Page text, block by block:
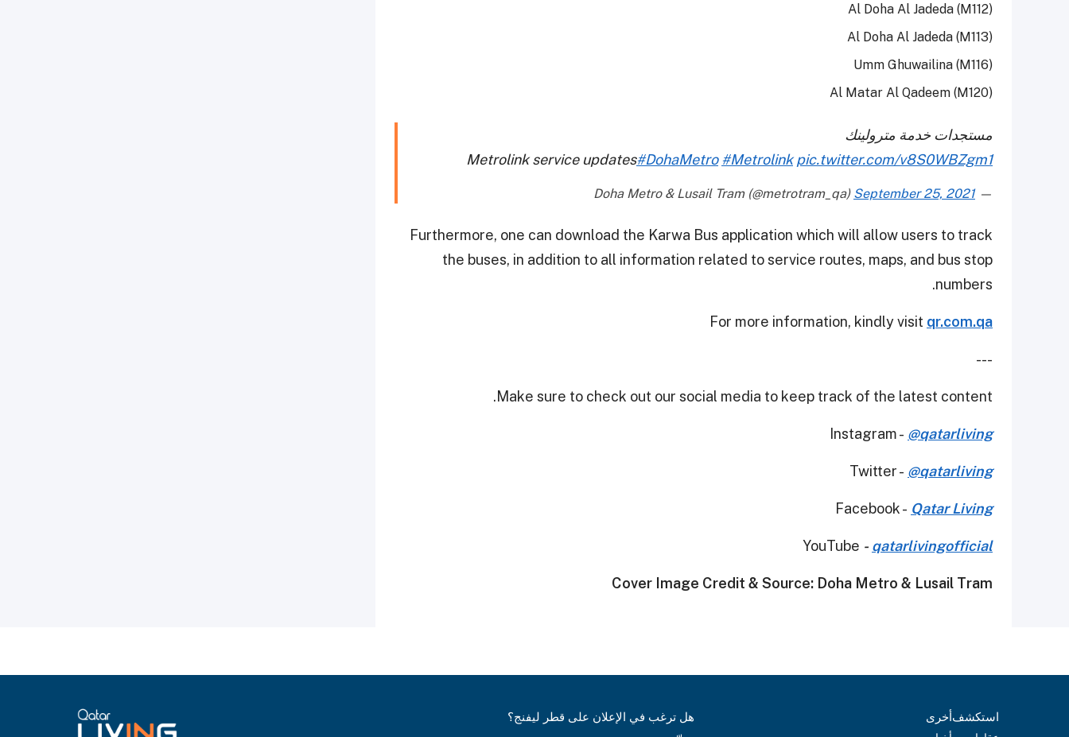
Al Doha Al Jadeda (M112)
Al Doha Al Jadeda (M113)
Umm Ghuwailina (M116)
Al Matar Al Qadeem (M120)
مستجدات خدمة مترولينك
Metrolink service updates#DohaMetro #Metrolink pic.twitter.com/v8S0WBZgm1
— Doha Metro & Lusail Tram (@metrotram_qa)
September 25, 2021
Furthermore, one can download the Karwa Bus application which will allow users to track
the buses, in addition to all information related to service routes, maps, and bus stop
numbers.
For more information, kindly visit qr.com.qa
---
Make sure to check out our social media to keep track of the latest content.
Instagram - @qatarliving
Twitter - @qatarliving
Facebook - Qatar Living
YouTube - qatarlivingofficial
Cover Image Credit & Source: Doha Metro & Lusail Tram
استكشفأخرى هل ترغب في الإعلان على قطر ليفنج؟